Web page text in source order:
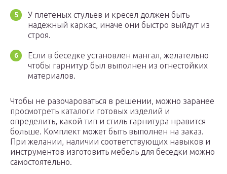
У плетеных стульев и кресел должен быть
надежный каркас, иначе они быстро выйдут из
строя.
Если в беседке установлен мангал, желательно
чтобы гарнитур был выполнен из огнестойких
материалов.
Чтобы не разочароваться в решении, можно заранее
просмотреть каталоги готовых изделий и
определить, какой тип и стиль гарнитура нравится
больше. Комплект может быть выполнен на заказ.
При желании, наличии соответствующих навыков и
инструментов изготовить мебель для беседки можно
самостоятельно.